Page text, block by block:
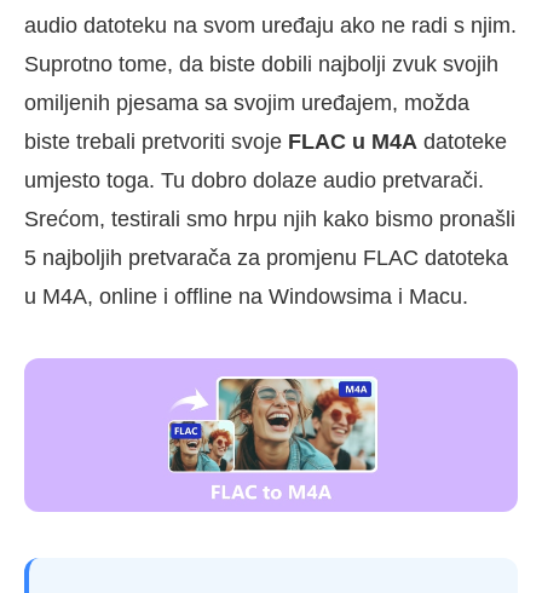
audio datoteku na svom uređaju ako ne radi s njim.
Suprotno tome, da biste dobili najbolji zvuk svojih
omiljenih pjesama sa svojim uređajem, možda
biste trebali pretvoriti svoje FLAC u M4A datoteke
umjesto toga. Tu dobro dolaze audio pretvarači.
Srećom, testirali smo hrpu njih kako bismo pronašli
5 najboljih pretvarača za promjenu FLAC datoteka
u M4A, online i offline na Windowsima i Macu.